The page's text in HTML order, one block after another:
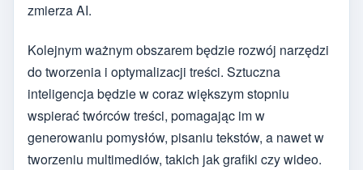
zmierza AI.
Kolejnym ważnym obszarem będzie rozwój narzędzi
do tworzenia i optymalizacji treści. Sztuczna
inteligencja będzie w coraz większym stopniu
wspierać twórców treści, pomagając im w
generowaniu pomysłów, pisaniu tekstów, a nawet w
tworzeniu multimediów, takich jak grafiki czy wideo.